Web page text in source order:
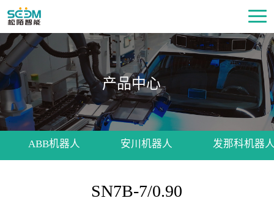
产品中心
ABB机器人 安川机器人 发那科机器
SN7B-7/0.90